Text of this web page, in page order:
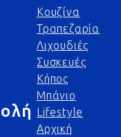
Κουζίνα
Τραπεζαρία
Λιχουδιές
Συσκευές
Κήπος
Μπάνιο
Lifestyle
Αρχική